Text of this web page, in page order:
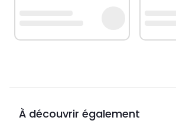
À découvrir également